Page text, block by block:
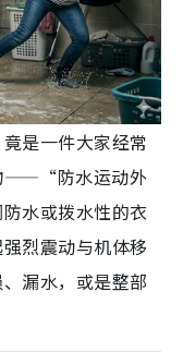
是一件大家经常
——“防水运动外
水或拨水性的衣
烈震动与机体移
漏水，或是整部